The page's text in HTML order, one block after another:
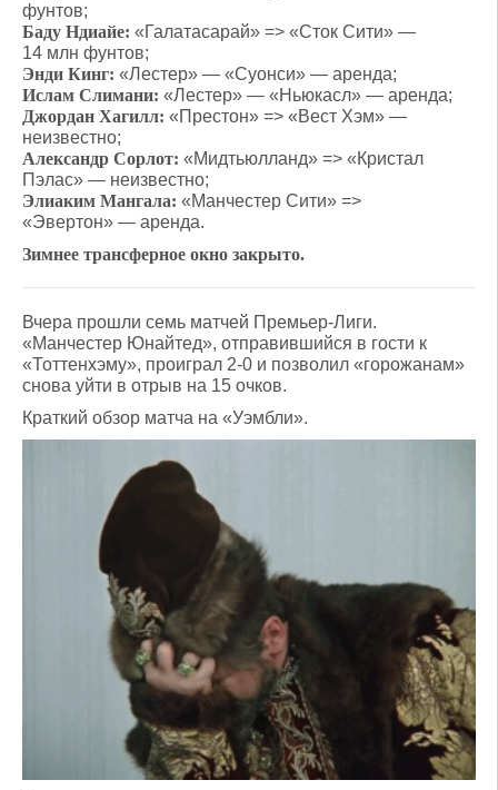
фунтов;
Баду Ндиайе: «Галатасарай» => «Сток Сити» —
14 млн фунтов;
Энди Кинг: «Лестер» — «Суонси» — аренда;
Ислам Слимани: «Лестер» — «Ньюкасл» — аренда;
Джордан Хагилл: «Престон» => «Вест Хэм» —
неизвестно;
Александр Сорлот: «Мидтьюлланд» => «Кристал
Пэлас» — неизвестно;
Элиаким Мангала: «Манчестер Сити» =>
«Эвертон» — аренда.
Зимнее трансферное окно закрыто.
Вчера прошли семь матчей Премьер-Лиги.
«Манчестер Юнайтед», отправившийся в гости к
«Тоттенхэму», проиграл 2-0 и позволил «горожанам»
снова уйти в отрыв на 15 очков.
Краткий обзор матча на «Уэмбли».